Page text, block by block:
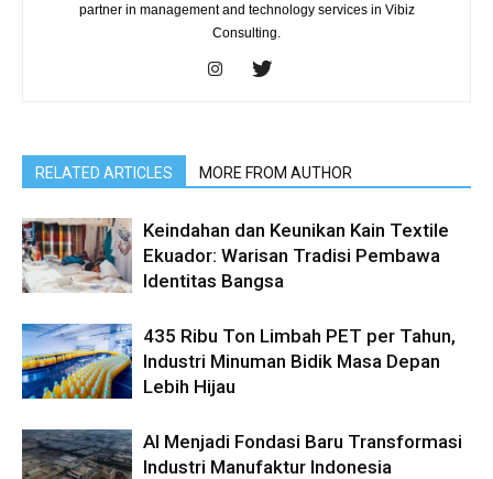
partner in management and technology services in Vibiz
Consulting.
RELATED ARTICLES MORE FROM AUTHOR
Keindahan dan Keunikan Kain Textile
Ekuador: Warisan Tradisi Pembawa
Identitas Bangsa
435 Ribu Ton Limbah PET per Tahun,
Industri Minuman Bidik Masa Depan
Lebih Hijau
AI Menjadi Fondasi Baru Transformasi
Industri Manufaktur Indonesia